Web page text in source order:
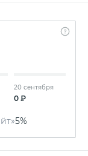
20 сентября
0 ₽
5%